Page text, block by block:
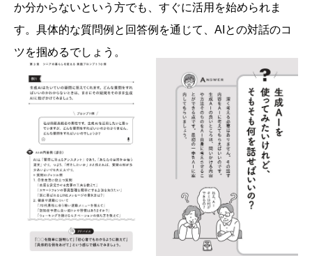
か分からないという方でも、すぐに活用を始められま
す。具体的な質問例と回答例を通じて、AIとの対話のコ
ツを掴めるでしょう。